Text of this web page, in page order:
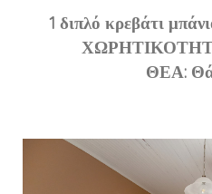
1 διπλό κρεβάτι
ΘΕΑ: